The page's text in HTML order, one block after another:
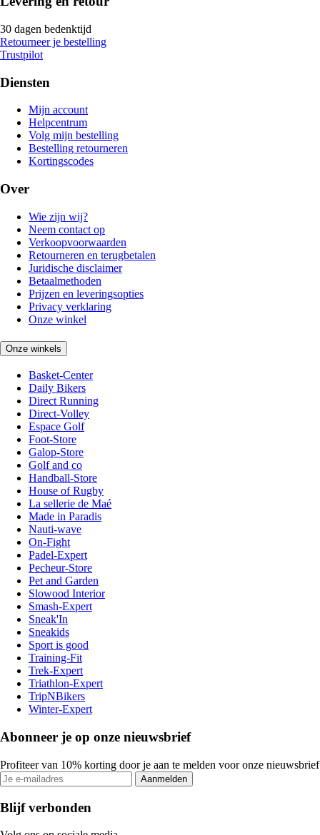
30 dagen bedenktijd
Retourneer je bestelling
Trustpilot
Diensten
Mijn account
Helpcentrum
Volg mijn bestelling
Bestelling retourneren
Kortingscodes
Over
Wie zijn wij?
Neem contact op
Verkoopvoorwaarden
Retourneren en terugbetalen
Juridische disclaimer
Betaalmethoden
Prijzen en leveringsopties
Privacy verklaring
Onze winkel
Onze winkels
Basket-Center
Daily Bikers
Direct Running
Direct-Volley
Espace Golf
Foot-Store
Galop-Store
Golf and co
Handball-Store
House of Rugby
La sellerie de Maé
Made in Paradis
Nauti-wave
On-Fight
Padel-Expert
Pecheur-Store
Pet and Garden
Slowood Interior
Smash-Expert
Sneak'In
Sneakids
Sport is good
Training-Fit
Trek-Expert
Triathlon-Expert
TripNBikers
Winter-Expert
Abonneer je op onze nieuwsbrief
Profiteer van 10% korting door je aan te melden voor onze nieuwsbrief
Aanmelden
Blijf verbonden